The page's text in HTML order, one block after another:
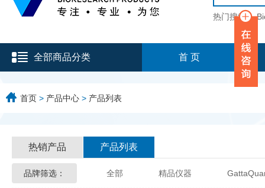
热门搜索：
全部商品分类 首 页
首页 > 产品中心 > 产品列表
热销产品 产品列表
品牌筛选： 全部 精品仪器